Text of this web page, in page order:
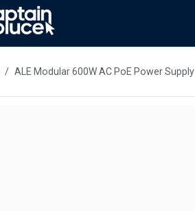
ALE Modular 600W AC PoE Power Supply